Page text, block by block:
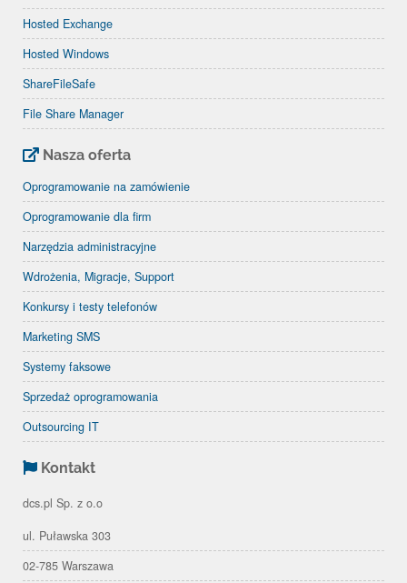
Hosted Exchange
Hosted Windows
ShareFileSafe
File Share Manager
Nasza oferta
Oprogramowanie na zamówienie
Oprogramowanie dla firm
Narzędzia administracyjne
Wdrożenia, Migracje, Support
Konkursy i testy telefonów
Marketing SMS
Systemy faksowe
Sprzedaż oprogramowania
Outsourcing IT
Kontakt
dcs.pl Sp. z o.o
ul. Puławska 303
02-785 Warszawa